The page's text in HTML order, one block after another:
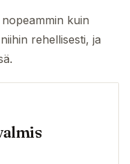
kuin
rehellisesti, ja